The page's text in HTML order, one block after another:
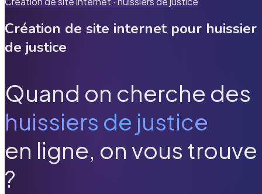
Création de site internet pour huissier
de justice
Quand on cherche des
huissiers de justice
en ligne, on vous trouve
?